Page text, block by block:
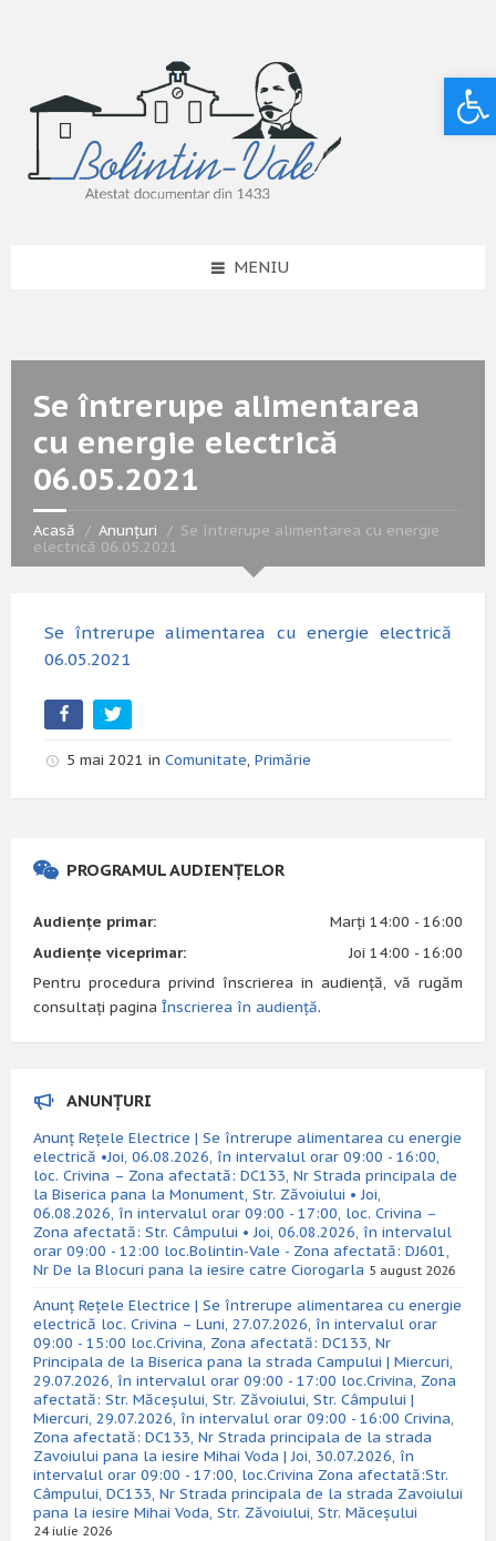
MENIU
Se întrerupe alimentarea
cu energie electrică
06.05.2021
Acasă Anunțuri
Se întrerupe alimentarea cu energie
electrică 06.05.2021
Se întrerupe alimentarea cu energie electrică
06.05.2021
5 mai 2021 in Comunitate, Primărie
PROGRAMUL AUDIENȚELOR
Audiențe primar:
Marți 14:00 - 16:00
Audiențe viceprimar:
Joi 14:00 - 16:00
Pentru procedura privind înscrierea in audiență, vă rugăm
consultați pagina Înscrierea în audiență.
ANUNȚURI
Anunț Rețele Electrice | Se întrerupe alimentarea cu energie
electrică •Joi, 06.08.2026, în intervalul orar 09:00 - 16:00,
loc. Crivina – Zona afectată: DC133, Nr Strada principala de
la Biserica pana la Monument, Str. Zăvoiului • Joi,
06.08.2026, în intervalul orar 09:00 - 17:00, loc. Crivina –
Zona afectată: Str. Câmpului • Joi, 06.08.2026, în intervalul
orar 09:00 - 12:00 loc.Bolintin-Vale - Zona afectată: DJ601,
Nr De la Blocuri pana la iesire catre Ciorogarla 5 august 2026
Anunț Rețele Electrice | Se întrerupe alimentarea cu energie
electrică loc. Crivina – Luni, 27.07.2026, în intervalul orar
09:00 - 15:00 loc.Crivina, Zona afectată: DC133, Nr
Principala de la Biserica pana la strada Campului | Miercuri,
29.07.2026, în intervalul orar 09:00 - 17:00 loc.Crivina, Zona
afectată: Str. Măceșului, Str. Zăvoiului, Str. Câmpului |
Miercuri, 29.07.2026, în intervalul orar 09:00 - 16:00 Crivina,
Zona afectată: DC133, Nr Strada principala de la strada
Zavoiului pana la iesire Mihai Voda | Joi, 30.07.2026, în
intervalul orar 09:00 - 17:00, loc.Crivina Zona afectată:Str.
Câmpului, DC133, Nr Strada principala de la strada Zavoiului
pana la iesire Mihai Voda, Str. Zăvoiului, Str. Măceșului
24 iulie 2026
Deschide bara de unelte